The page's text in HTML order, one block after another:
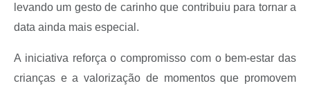
levando um gesto de carinho que contribuiu para tornar a
data ainda mais especial.
A iniciativa reforça o compromisso com o bem-estar das
crianças e a valorização de momentos que promovem